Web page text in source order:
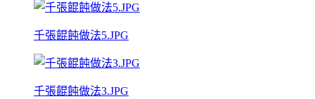
千張餛飩做法5.JPG
千張餛飩做法3.JPG